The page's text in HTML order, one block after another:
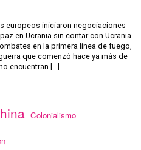
europeos iniciaron negociaciones
en Ucrania sin contar con Ucrania
en la primera línea de fuego,
que comenzó hace ya más de
encuentran […]
Colonialismo